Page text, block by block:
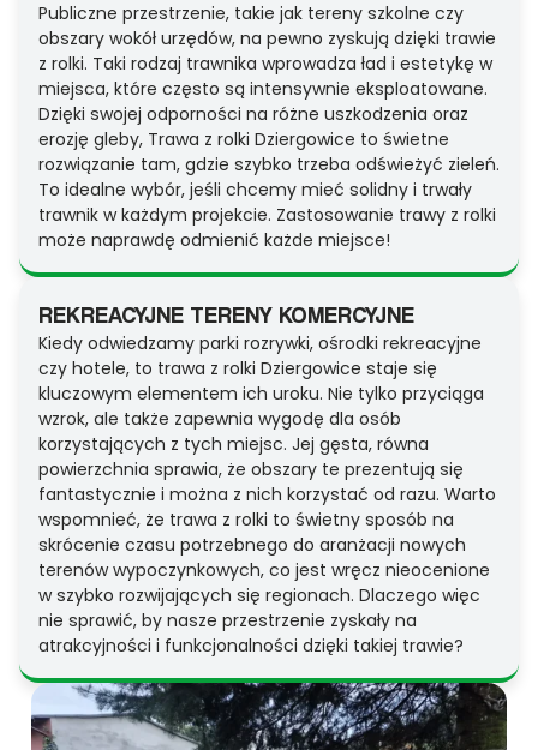
Publiczne przestrzenie, takie jak tereny szkolne czy
obszary wokół urzędów, na pewno zyskują dzięki trawie
z rolki. Taki rodzaj trawnika wprowadza ład i estetykę w
miejsca, które często są intensywnie eksploatowane.
Dzięki swojej odporności na różne uszkodzenia oraz
erozję gleby, Trawa z rolki Dziergowice to świetne
rozwiązanie tam, gdzie szybko trzeba odświeżyć zieleń.
To idealne wybór, jeśli chcemy mieć solidny i trwały
trawnik w każdym projekcie. Zastosowanie trawy z rolki
może naprawdę odmienić każde miejsce!
REKREACYJNE TERENY KOMERCYJNE
Kiedy odwiedzamy parki rozrywki, ośrodki rekreacyjne
czy hotele, to trawa z rolki Dziergowice staje się
kluczowym elementem ich uroku. Nie tylko przyciąga
wzrok, ale także zapewnia wygodę dla osób
korzystających z tych miejsc. Jej gęsta, równa
powierzchnia sprawia, że obszary te prezentują się
fantastycznie i można z nich korzystać od razu. Warto
wspomnieć, że trawa z rolki to świetny sposób na
skrócenie czasu potrzebnego do aranżacji nowych
terenów wypoczynkowych, co jest wręcz nieocenione
w szybko rozwijających się regionach. Dlaczego więc
nie sprawić, by nasze przestrzenie zyskały na
atrakcyjności i funkcjonalności dzięki takiej trawie?